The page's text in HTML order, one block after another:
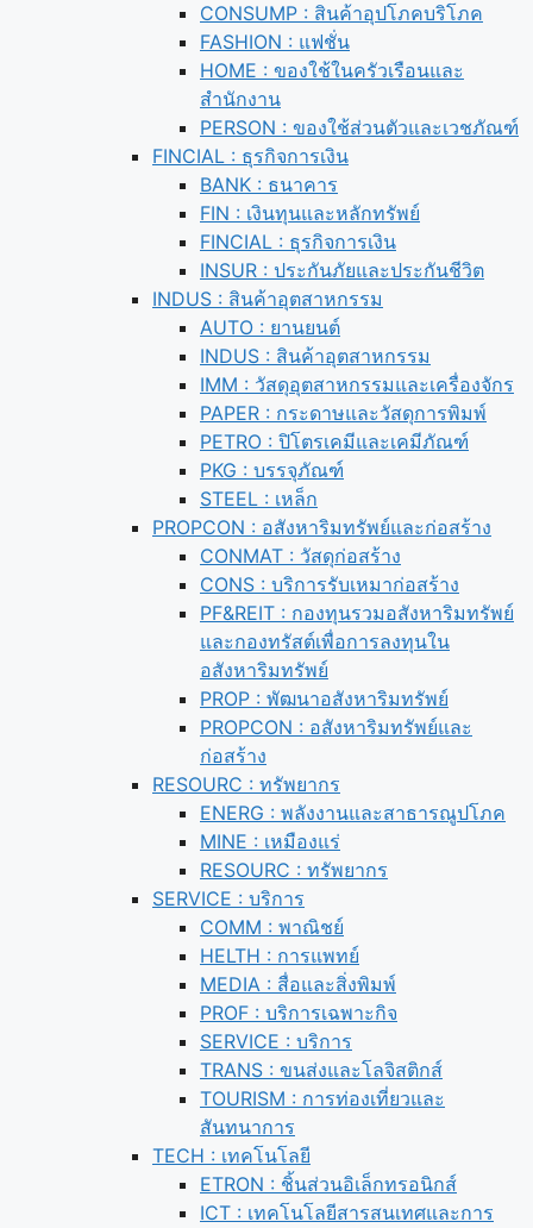
CONSUMP : สินค้าอุปโภคบริโภค
FASHION : แฟชั่น
HOME : ของใช้ในครัวเรือนและ
สำนักงาน
PERSON : ของใช้ส่วนตัวและเวชภัณฑ์
FINCIAL : ธุรกิจการเงิน
BANK : ธนาคาร
FIN : เงินทุนและหลักทรัพย์
FINCIAL : ธุรกิจการเงิน
INSUR : ประกันภัยและประกันชีวิต
INDUS : สินค้าอุตสาหกรรม
AUTO : ยานยนต์
INDUS : สินค้าอุตสาหกรรม
IMM : วัสดุอุตสาหกรรมและเครื่องจักร
PAPER : กระดาษและวัสดุการพิมพ์
PETRO : ปิโตรเคมีและเคมีภัณฑ์
PKG : บรรจุภัณฑ์
STEEL : เหล็ก
PROPCON : อสังหาริมทรัพย์และก่อสร้าง
CONMAT : วัสดุก่อสร้าง
CONS : บริการรับเหมาก่อสร้าง
PF&REIT : กองทุนรวมอสังหาริมทรัพย์
และกองทรัสต์เพื่อการลงทุนใน
อสังหาริมทรัพย์
PROP : พัฒนาอสังหาริมทรัพย์
PROPCON : อสังหาริมทรัพย์และ
ก่อสร้าง
RESOURC : ทรัพยากร
ENERG : พลังงานและสาธารณูปโภค
MINE : เหมืองแร่
RESOURC : ทรัพยากร
SERVICE : บริการ
COMM : พาณิชย์
HELTH : การแพทย์
MEDIA : สื่อและสิ่งพิมพ์
PROF : บริการเฉพาะกิจ
SERVICE : บริการ
TRANS : ขนส่งและโลจิสติกส์
TOURISM : การท่องเที่ยวและ
สันทนาการ
TECH : เทคโนโลยี
ETRON : ชิ้นส่วนอิเล็กทรอนิกส์
ICT : เทคโนโลยีสารสนเทศและการ